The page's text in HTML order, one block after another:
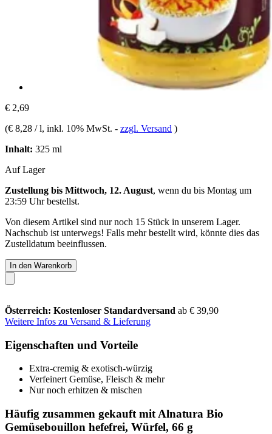
€ 2,69
(€ 8,28 / l, inkl. 10% MwSt. - zzgl. Versand )
Inhalt: 325 ml
Auf Lager
Zustellung bis Mittwoch, 12. August, wenn du bis Montag um
23:59 Uhrbestellst.
Von diesem Artikel sind nur noch 15 Stück in unserem Lager.
Nachschub ist unterwegs! Falls mehr bestellt wird, könnte dies das
Zustelldatum beeinflussen.
In den Warenkorb
Österreich: Kostenloser Standardversand ab € 39,90
Weitere Infos zu Versand & Lieferung
Eigenschaften und Vorteile
Extra-cremig & exotisch-würzig
Verfeinert Gemüse, Fleisch & mehr
Nur noch erhitzen & mischen
Häufig zusammen gekauft mit Alnatura Bio
Gemüsebouillon hefefrei, Würfel, 66 g